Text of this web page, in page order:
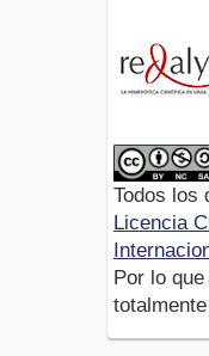
Todos los
Licencia
Por lo